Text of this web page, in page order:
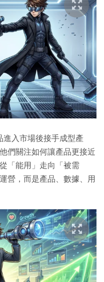
進入市場後接手成型產
們關注如何讓產品更接近
「能用」走向「被需
營，而是產品、數據、用